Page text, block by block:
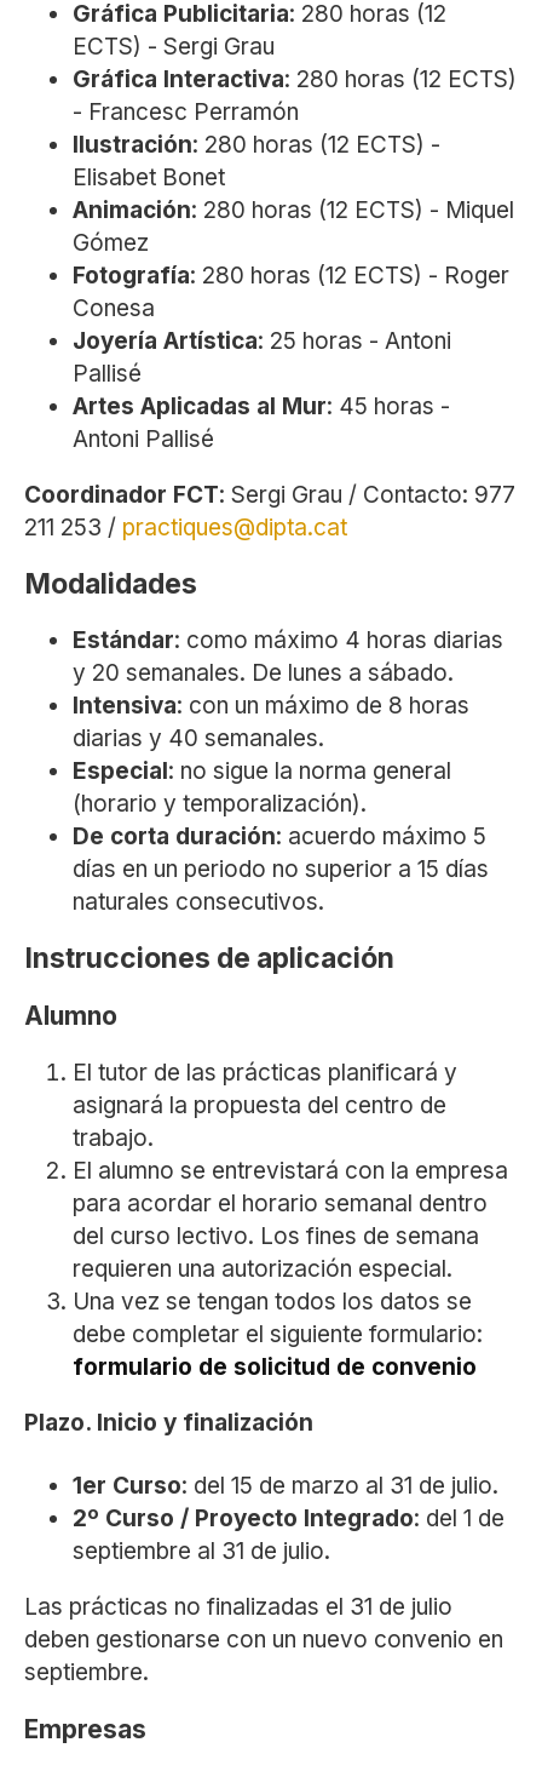
Gráfica Publicitaria: 280 horas (12
ECTS) - Sergi Grau
Gráfica Interactiva: 280 horas (12 ECTS)
- Francesc Perramón
Ilustración: 280 horas (12 ECTS) -
Elisabet Bonet
Animación: 280 horas (12 ECTS) - Miquel
Gómez
Fotografía: 280 horas (12 ECTS) - Roger
Conesa
Joyería Artística: 25 horas - Antoni
Pallisé
Artes Aplicadas al Mur: 45 horas -
Antoni Pallisé
Coordinador FCT: Sergi Grau / Contacto: 977
211 253 / practiques@dipta.cat
Modalidades
Estándar: como máximo 4 horas diarias
y 20 semanales. De lunes a sábado.
Intensiva: con un máximo de 8 horas
diarias y 40 semanales.
Especial: no sigue la norma general
(horario y temporalización).
De corta duración: acuerdo máximo 5
días en un periodo no superior a 15 días
naturales consecutivos.
Instrucciones de aplicación
Alumno
El tutor de las prácticas planificará y
asignará la propuesta del centro de
trabajo.
El alumno se entrevistará con la empresa
para acordar el horario semanal dentro
del curso lectivo. Los fines de semana
requieren una autorización especial.
Una vez se tengan todos los datos se
debe completar el siguiente formulario:
formulario de solicitud de convenio
Plazo. Inicio y finalización
1er Curso: del 15 de marzo al 31 de julio.
2º Curso / Proyecto Integrado: del 1 de
septiembre al 31 de julio.
Las prácticas no finalizadas el 31 de julio
deben gestionarse con un nuevo convenio en
septiembre.
Empresas